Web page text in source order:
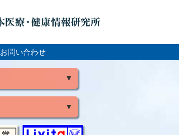
お問い合わせ
▼
▼